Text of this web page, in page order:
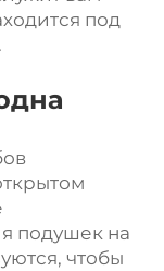
под
подушек на
чтобы